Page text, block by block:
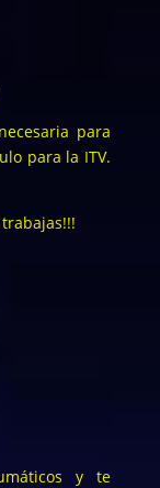
para
para la ITV.
y te